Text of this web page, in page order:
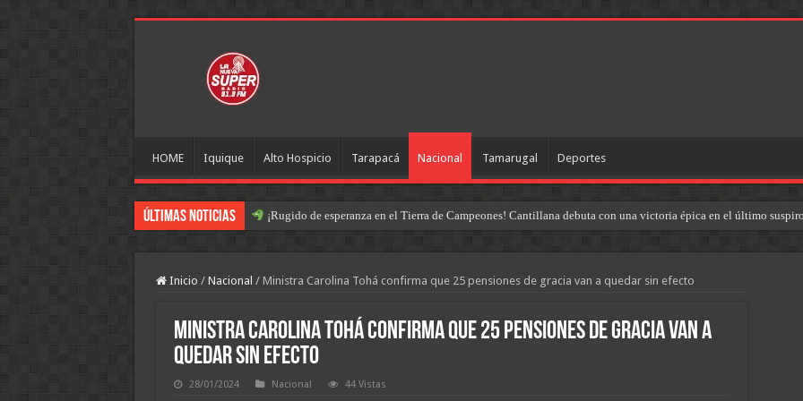
HOME Iquique Alto Hospicio Tarapacá Nacional Tamarugal Deportes
Últimas Noticias ¡Rugido de esperanza en el Tierra de Campeones! Cantillana debuta con una victoria épica en el último
Inicio / Nacional / Ministra Carolina Tohá confirma que 25 pensiones de gracia van a quedar sin efecto
Ministra Carolina Tohá confirma que 25 pensiones de gracia van a
quedar sin efecto
28/01/2024 Nacional 44 Vistas